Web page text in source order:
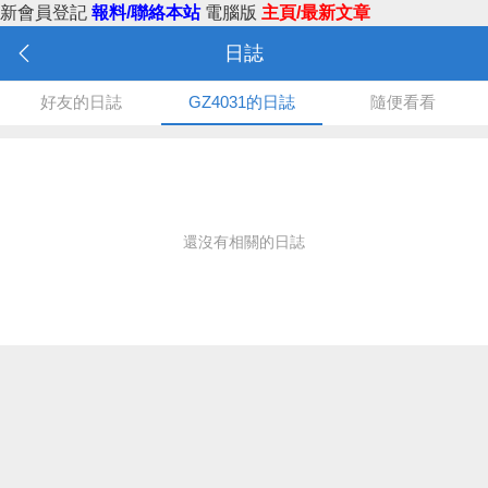
新會員登記 報料/聯絡本站 電腦版 主頁/最新文章
日誌
好友的日誌 GZ4031的日誌 隨便看看
還沒有相關的日誌